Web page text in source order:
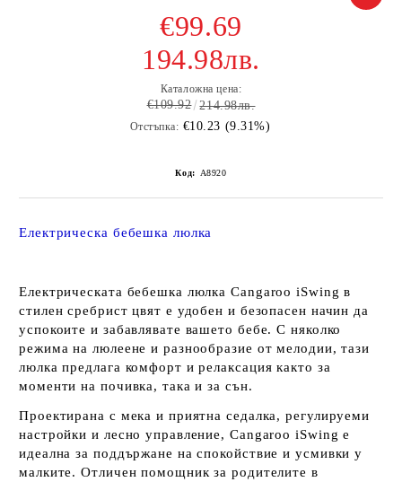
€99.69
194.98лв.
Каталожна цена:
€109.92 214.98лв.
Отстъпка: €10.23 (9.31%)
Код: A8920
Електрическа бебешка люлка
Електрическата бебешка люлка Cangaroo iSwing в
стилен сребрист цвят е удобен и безопасен начин да
успокоите и забавлявате вашето бебе. С няколко
режима на люлеене и разнообразие от мелодии, тази
люлка предлага комфорт и релаксация както за
моменти на почивка, така и за сън.
Проектирана с мека и приятна седалка, регулируеми
настройки и лесно управление, Cangaroo iSwing е
идеална за поддържане на спокойствие и усмивки у
малките. Отличен помощник за родителите в